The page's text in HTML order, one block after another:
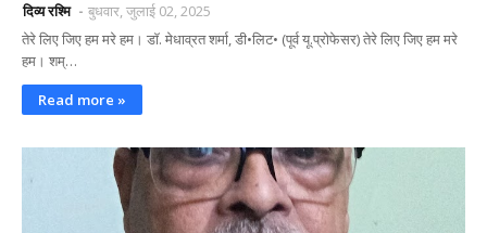
दिव्य रश्मि
बुधवार, जुलाई 02, 2025
तेरे लिए जिए हम मरे हम। डॉ. मेधाव्रत शर्मा, डी•लिट• (पूर्व यू.प्रोफेसर) तेरे लिए जिए हम मरे
हम। शम्…
Read more »